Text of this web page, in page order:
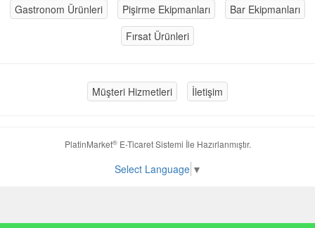
Gastronom Ürünleri
Pişirme Ekipmanları
Bar Ekipmanları
Fırsat Ürünleri
Müşteri Hizmetleri İletişim
PlatinMarket®E-Ticaret Sistemi İle Hazırlanmıştır.
Select Language ▼